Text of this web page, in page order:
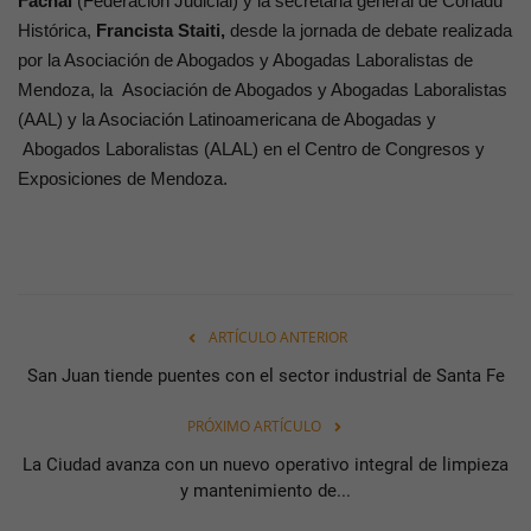
Histórica, Francista Staiti, desde la jornada de debate realizada
por la Asociación de Abogados y Abogadas Laboralistas de
Mendoza, la Asociación de Abogados y Abogadas Laboralistas
(AAL) y la Asociación Latinoamericana de Abogadas y
Abogados Laboralistas (ALAL) en el Centro de Congresos y
Exposiciones de Mendoza.
ARTÍCULO ANTERIOR
San Juan tiende puentes con el sector industrial de Santa Fe
PRÓXIMO ARTÍCULO
La Ciudad avanza con un nuevo operativo integral de limpieza
y mantenimiento de...